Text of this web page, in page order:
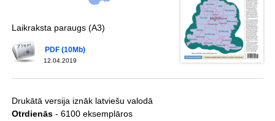
Laikraksta paraugs (A3)
12.04.2019
PDF (10Mb)
Drukātā versija iznāk latviešu valodā
Otrdienās- 6100 eksemplāros